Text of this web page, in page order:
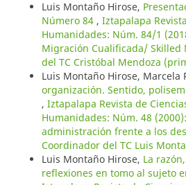
Luis Montaño Hirose,
Número 84 , Iztapalapa
Humanidades: Núm. 84/1
Migración Cualificada/
del TC Cristóbal Mendoza
Luis Montaño Hirose, Marcela
organización. Sentido,
, Iztapalapa Revista de
Humanidades: Núm. 48
administración frente a los
Coordinador del TC Luis
Luis Montaño Hirose, La
reflexiones en tomo al sujeto